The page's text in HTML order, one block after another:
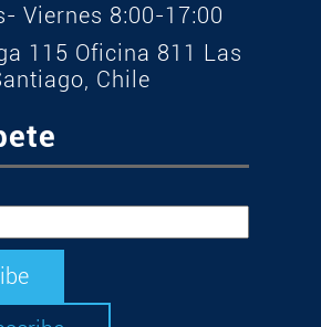
Viernes 8:00-17:00
115 Oficina 811 Las
Chile